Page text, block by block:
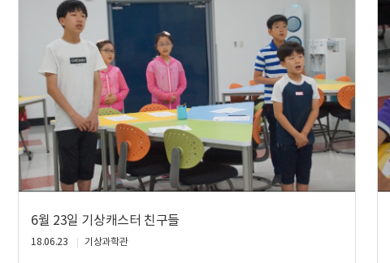
6월 23일 기상캐스터 친구들
18.06.23 기상과학관